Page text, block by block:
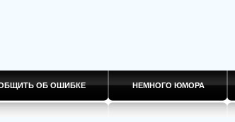
ОБ ОШИБКЕ НЕМНОГО ЮМОРА